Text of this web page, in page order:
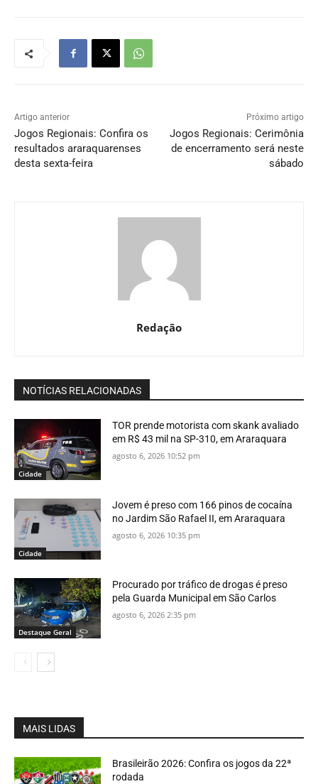
Artigo anterior
Jogos Regionais: Confira os
resultados araraquarenses
desta sexta-feira
Próximo artigo
Jogos Regionais: Cerimônia
de encerramento será neste
sábado
Redação
NOTÍCIAS RELACIONADAS
Cidade
TOR prende motorista com skank avaliado
em R$ 43 mil na SP-310, em Araraquara
agosto 6, 2026 10:52 pm
Cidade
Jovem é preso com 166 pinos de cocaína
no Jardim São Rafael II, em Araraquara
agosto 6, 2026 10:35 pm
Destaque Geral
Procurado por tráfico de drogas é preso
pela Guarda Municipal em São Carlos
agosto 6, 2026 2:35 pm
MAIS LIDAS
Brasileirão 2026: Confira os jogos da 22ª
rodada